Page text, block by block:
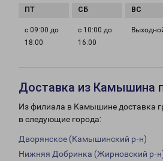
с 09:00 до
18:00
с 10:00 до
16:00
Доставка из Камышина
Из филиала в Камышине доставка
в следующие города:
Дворянское (Камышинский р-н)
Нижняя Добринка (Жирновский р-